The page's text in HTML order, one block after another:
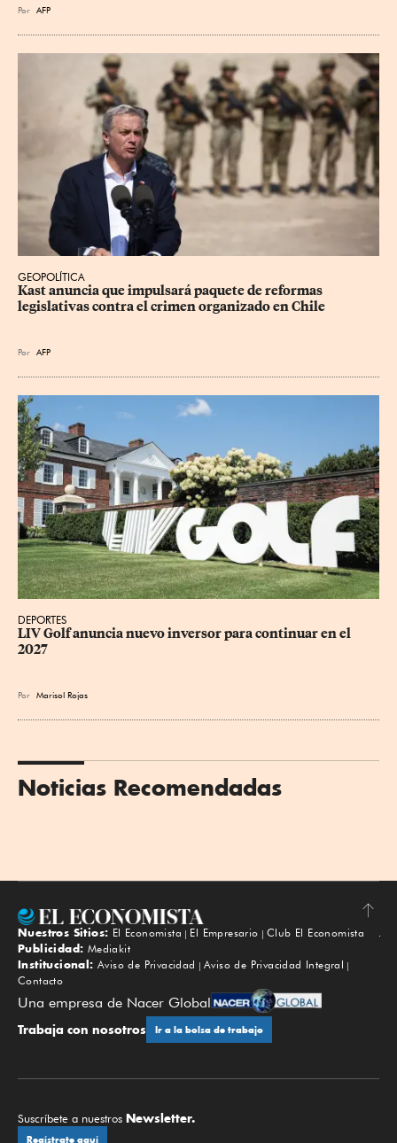
Por AFP
GEOPOLÍTICA
Kast anuncia que impulsará paquete de reformas
legislativas contra el crimen organizado en Chile
Por AFP
DEPORTES
LIV Golf anuncia nuevo inversor para continuar en el
2027
Por Marisol Rojas
Noticias Recomendadas
Subir
Nuestros Sitios: El Economista El Empresario
Club El Economista
Publicidad: Mediakit
Institucional: Aviso de Privacidad
Aviso de Privacidad Integral
Contacto
Una empresa de Nacer Global
Trabaja con nosotros Ir a la bolsa de trabajo
Suscríbete a nuestros Newsletter.
Regístrate aquí